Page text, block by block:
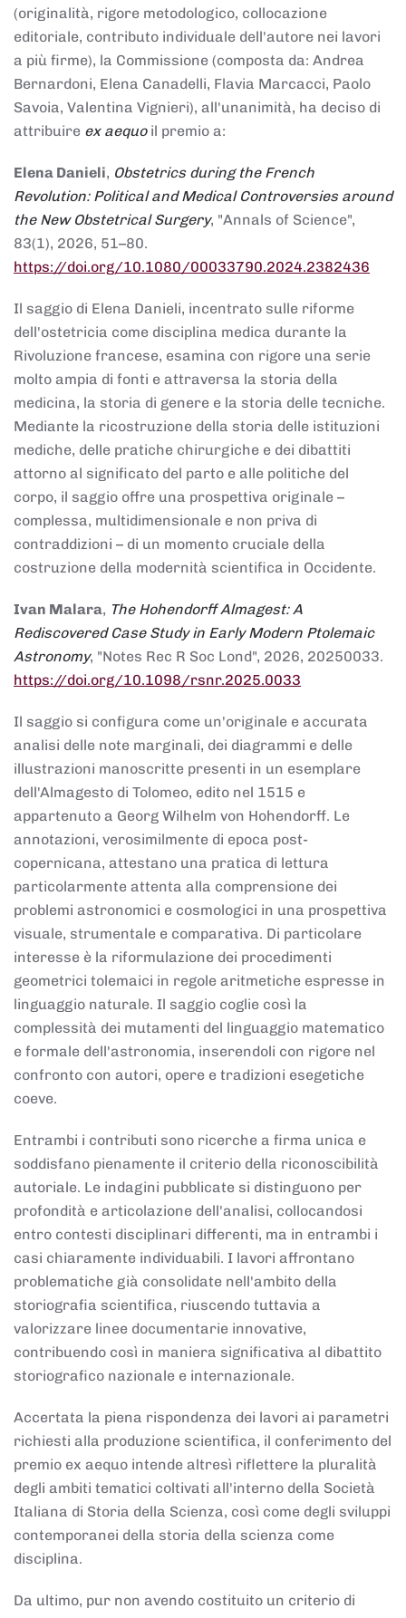
(originalità, rigore metodologico, collocazione
editoriale, contributo individuale dell'autore nei lavori
a più firme), la Commissione (composta da: Andrea
Bernardoni, Elena Canadelli, Flavia Marcacci, Paolo
Savoia, Valentina Vignieri), all'unanimità, ha deciso di
attribuire ex aequoil premio a:
Elena Danieli, Obstetrics during the French
Revolution: Political and Medical Controversies around
the New Obstetrical Surgery, "Annals of Science",
83(1), 2026, 51–80.
https://doi.org/10.1080/00033790.2024.2382436
Il saggio di Elena Danieli, incentrato sulle riforme
dell'ostetricia come disciplina medica durante la
Rivoluzione francese, esamina con rigore una serie
molto ampia di fonti e attraversa la storia della
medicina, la storia di genere e la storia delle tecniche.
Mediante la ricostruzione della storia delle istituzioni
mediche, delle pratiche chirurgiche e dei dibattiti
attorno al significato del parto e alle politiche del
corpo, il saggio offre una prospettiva originale –
complessa, multidimensionale e non priva di
contraddizioni – di un momento cruciale della
costruzione della modernità scientifica in Occidente.
Ivan Malara, The Hohendorff Almagest: A
Rediscovered Case Study in Early Modern Ptolemaic
Astronomy, "Notes Rec R Soc Lond", 2026, 20250033.
https://doi.org/10.1098/rsnr.2025.0033
Il saggio si configura come un'originale e accurata
analisi delle note marginali, dei diagrammi e delle
illustrazioni manoscritte presenti in un esemplare
dell'Almagesto di Tolomeo, edito nel 1515 e
appartenuto a Georg Wilhelm von Hohendorff. Le
annotazioni, verosimilmente di epoca post-
copernicana, attestano una pratica di lettura
particolarmente attenta alla comprensione dei
problemi astronomici e cosmologici in una prospettiva
visuale, strumentale e comparativa. Di particolare
interesse è la riformulazione dei procedimenti
geometrici tolemaici in regole aritmetiche espresse in
linguaggio naturale. Il saggio coglie così la
complessità dei mutamenti del linguaggio matematico
e formale dell'astronomia, inserendoli con rigore nel
confronto con autori, opere e tradizioni esegetiche
coeve.
Entrambi i contributi sono ricerche a firma unica e
soddisfano pienamente il criterio della riconoscibilità
autoriale. Le indagini pubblicate si distinguono per
profondità e articolazione dell'analisi, collocandosi
entro contesti disciplinari differenti, ma in entrambi i
casi chiaramente individuabili. I lavori affrontano
problematiche già consolidate nell'ambito della
storiografia scientifica, riuscendo tuttavia a
valorizzare linee documentarie innovative,
contribuendo così in maniera significativa al dibattito
storiografico nazionale e internazionale.
Accertata la piena rispondenza dei lavori ai parametri
richiesti alla produzione scientifica, il conferimento del
premio ex aequo intende altresì riflettere la pluralità
degli ambiti tematici coltivati all'interno della Società
Italiana di Storia della Scienza, così come degli sviluppi
contemporanei della storia della scienza come
disciplina.
Da ultimo, pur non avendo costituito un criterio di